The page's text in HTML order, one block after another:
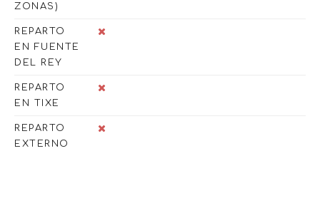
ZONAS)
REPARTO
EN FUENTE
DEL REY
REPARTO
EN TIXE
REPARTO
EXTERNO